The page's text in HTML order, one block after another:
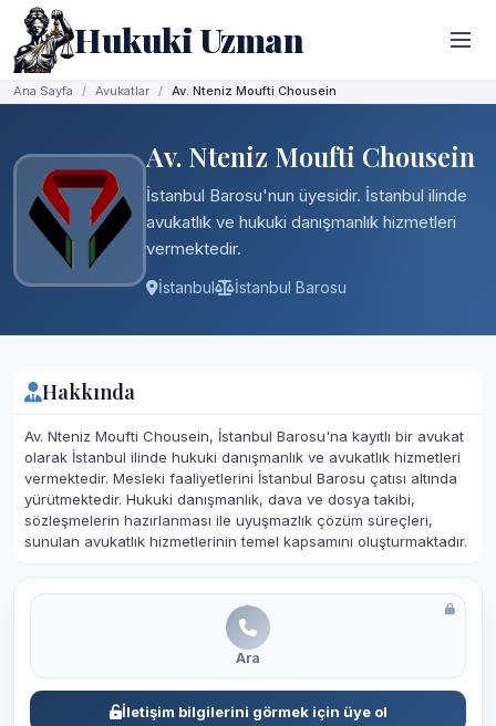
Hukuki Uzman
Ana Sayfa Avukatlar Av. Nteniz Moufti Chousein
Av. Nteniz Moufti Chousein
İstanbul Barosu'nun üyesidir. İstanbul ilinde
avukatlık ve hukuki danışmanlık hizmetleri
vermektedir.
İstanbul İstanbul Barosu
Hakkında
Av. Nteniz Moufti Chousein, İstanbul Barosu'na kayıtlı bir avukat
olarak İstanbul ilinde hukuki danışmanlık ve avukatlık hizmetleri
vermektedir. Mesleki faaliyetlerini İstanbul Barosu çatısı altında
yürütmektedir. Hukuki danışmanlık, dava ve dosya takibi,
sözleşmelerin hazırlanması ile uyuşmazlık çözüm süreçleri,
sunulan avukatlık hizmetlerinin temel kapsamını oluşturmaktadır.
Ara
İletişim bilgilerini görmek için üye ol